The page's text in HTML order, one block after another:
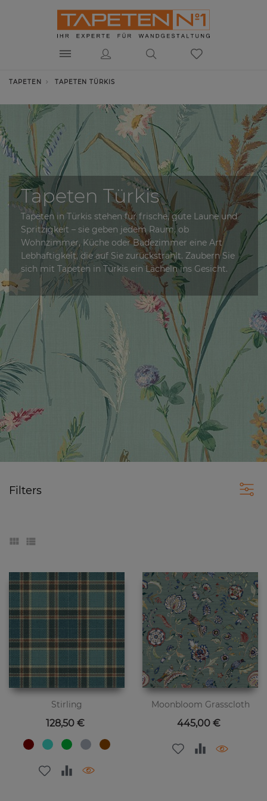
TAPETEN TAPETEN TÜRKIS
Tapeten Türkis
Tapeten in Türkis stehen für frische, gute Laune und
Spritzigkeit – sie geben jedem Raum, ob
Wohnzimmer, Küche oder Badezimmer eine Art
Lebhaftigkeit, die auf Sie zurückstrahlt. Zaubern Sie
sich mit Tapeten in Türkis ein Lächeln ins Gesicht.
Stirling
Preis
128,50 €
Moonbloom Grasscloth
Preis
445,00 €
Filters